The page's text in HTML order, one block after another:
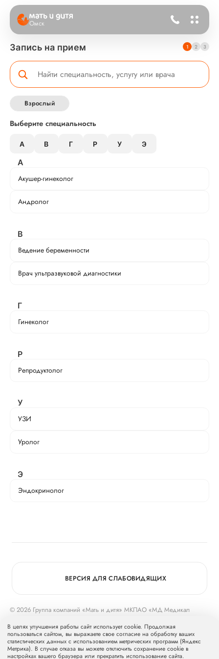
Омск
Запись на прием 1 2 3
Взрослый
Выберите специальность
А В Г Р У Э
А
Акушер-гинеколог
Андролог
В
Ведение беременности
Врач ультразвуковой диагностики
Г
Гинеколог
Р
Репродуктолог
У
УЗИ
Уролог
Э
Эндокринолог
Пришлем в СМС код
подтверждения, если вы не
подтверждали его ранее
ДАЛЕЕ
© 2026 Группа компаний «Мать и дитя» МКПАО «МД Медикал
Группу компаний «Мать и дитя».
ВЕРСИЯ ДЛЯ СЛАБОВИДЯЩИХ
В целях улучшения работы сайт использует cookie. Продолжая
пользоваться сайтом, вы выражаете свое согласие на обработку ваших
статистических данных с использованием метрических программ (Яндекс
Метрика). В случае отказа вы можете отключить сохранение cookie в
настройках вашего браузера или прекратить использование сайта.